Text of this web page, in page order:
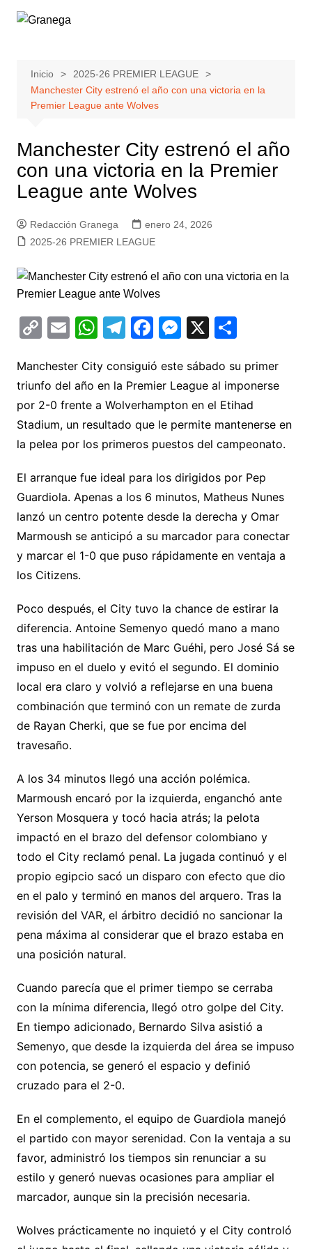
Inicio
2025-26 PREMIER LEAGUE
Manchester City estrenó el año con una victoria en la
Premier League ante Wolves
Manchester City estrenó el año
con una victoria en la Premier
League ante Wolves
Redacción Granega
enero 24, 2026
2025-26 PREMIER LEAGUE
C
p
y
Li
n
E
ai
l
W
at
s
A
p
T
e
gr
a
m
F
c
e
b
o
k
M
s
s
e
n
er
X C
m
p
ar
tir
Manchester City consiguió este sábado su primer
triunfo del año en la Premier League al imponerse
por 2-0 frente a Wolverhampton en el Etihad
Stadium, un resultado que le permite mantenerse en
la pelea por los primeros puestos del campeonato.
El arranque fue ideal para los dirigidos por Pep
Guardiola. Apenas a los 6 minutos, Matheus Nunes
lanzó un centro potente desde la derecha y Omar
Marmoush se anticipó a su marcador para conectar
y marcar el 1-0 que puso rápidamente en ventaja a
los Citizens.
Poco después, el City tuvo la chance de estirar la
diferencia. Antoine Semenyo quedó mano a mano
tras una habilitación de Marc Guéhi, pero José Sá se
impuso en el duelo y evitó el segundo. El dominio
local era claro y volvió a reflejarse en una buena
combinación que terminó con un remate de zurda
de Rayan Cherki, que se fue por encima del
travesaño.
A los 34 minutos llegó una acción polémica.
Marmoush encaró por la izquierda, enganchó ante
Yerson Mosquera y tocó hacia atrás; la pelota
impactó en el brazo del defensor colombiano y
todo el City reclamó penal. La jugada continuó y el
propio egipcio sacó un disparo con efecto que dio
en el palo y terminó en manos del arquero. Tras la
revisión del VAR, el árbitro decidió no sancionar la
pena máxima al considerar que el brazo estaba en
una posición natural.
Cuando parecía que el primer tiempo se cerraba
con la mínima diferencia, llegó otro golpe del City.
En tiempo adicionado, Bernardo Silva asistió a
Semenyo, que desde la izquierda del área se impuso
con potencia, se generó el espacio y definió
cruzado para el 2-0.
En el complemento, el equipo de Guardiola manejó
el partido con mayor serenidad. Con la ventaja a su
favor, administró los tiempos sin renunciar a su
estilo y generó nuevas ocasiones para ampliar el
marcador, aunque sin la precisión necesaria.
Wolves prácticamente no inquietó y el City controló